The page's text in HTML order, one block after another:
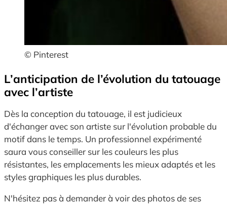
© Pinterest
L’anticipation de l’évolution du tatouage
avec l’artiste
Dès la conception du tatouage, il est judicieux
d'échanger avec son artiste sur l'évolution probable du
motif dans le temps. Un professionnel expérimenté
saura vous conseiller sur les couleurs les plus
résistantes, les emplacements les mieux adaptés et les
styles graphiques les plus durables.
N'hésitez pas à demander à voir des photos de ses